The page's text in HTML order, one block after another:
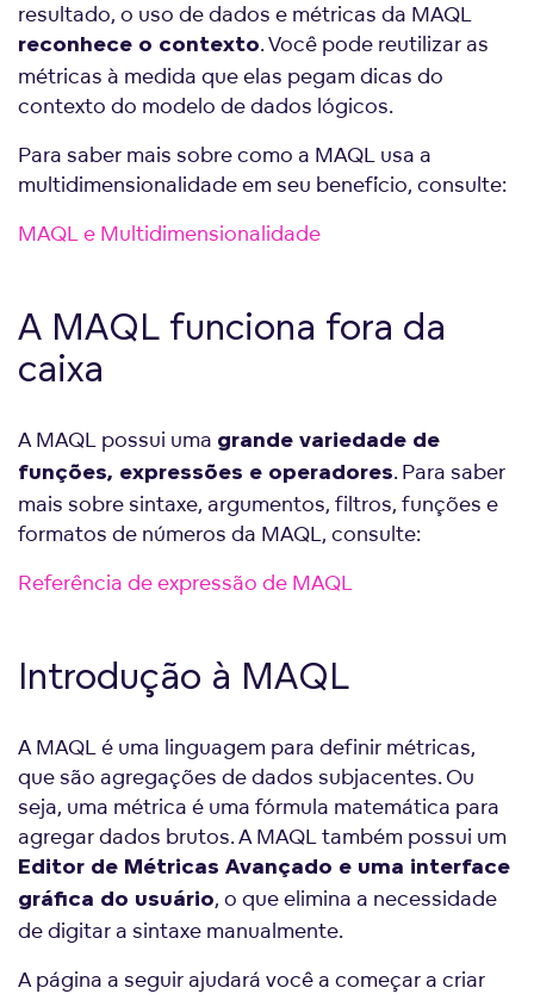
resultado, o uso de dados e métricas da MAQL
reconhece o contexto. Você pode reutilizar as
métricas à medida que elas pegam dicas do
contexto do modelo de dados lógicos.
Para saber mais sobre como a MAQL usa a
multidimensionalidade em seu benefício, consulte:
MAQL e Multidimensionalidade
A MAQL funciona fora da
caixa
A MAQL possui uma grande variedade de
funções, expressões e operadores. Para saber
mais sobre sintaxe, argumentos, filtros, funções e
formatos de números da MAQL, consulte:
Referência de expressão de MAQL
Introdução à MAQL
A MAQL é uma linguagem para definir métricas,
que são agregações de dados subjacentes. Ou
seja, uma métrica é uma fórmula matemática para
agregar dados brutos. A MAQL também possui um
Editor de Métricas Avançado e uma interface
gráfica do usuário, o que elimina a necessidade
de digitar a sintaxe manualmente.
A página a seguir ajudará você a começar a criar